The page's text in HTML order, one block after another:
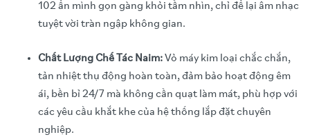
102 ẩn mình gọn gàng khỏi tầm nhìn, chỉ để lại âm nhạc
tuyệt vời tràn ngập không gian.
Chất Lượng Chế Tác Naim:Vỏ máy kim loại chắc chắn,
tản nhiệt thụ động hoàn toàn, đảm bảo hoạt động êm
ái, bền bỉ 24/7 mà không cần quạt làm mát, phù hợp với
các yêu cầu khắt khe của hệ thống lắp đặt chuyên
nghiệp.